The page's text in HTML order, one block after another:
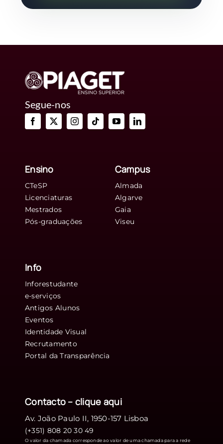
Segue-nos
Ensino
CTeSP
Licenciaturas
Mestrados
Pós-graduações
Campus
Almada
Algarve
Gaia
Viseu
Info
Inforestudante
e-serviços
Antigos Alunos
Eventos
Identidade Visual
Recrutamento
Portal da Transparência
Contacto – clique aqui
Av. João Paulo II, 1950-157 Lisboa
(+351) 808 20 30 49
O valor da chamada corresponde ao valor de uma chamada para a rede